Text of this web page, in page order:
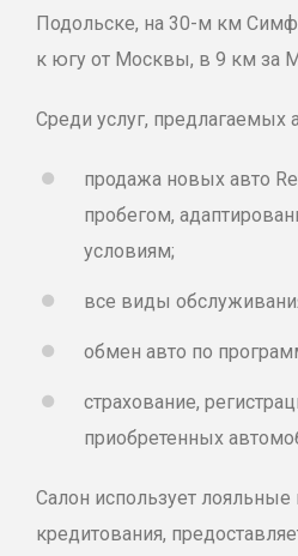
Подольске, на 30-м км
к югу от Москвы, в 9 км за
Среди услуг, предлагаемых
продажа новых авто
пробегом,
условиям;
все виды
обмен авто по
страхование,
приобретенных
Салон использует
кредитования,